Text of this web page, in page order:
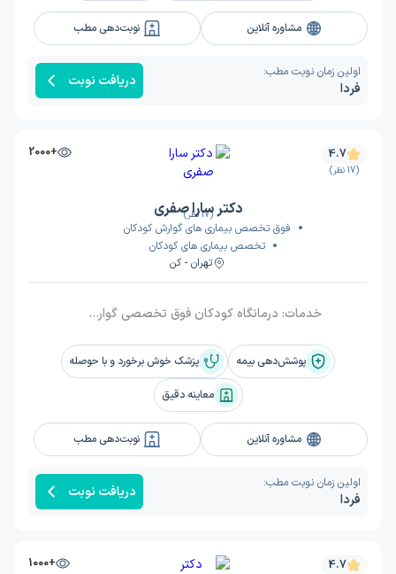
مشاوره آنلاین نوبت‌دهی مطب
اولین زمان نوبت مطب:
فردا دریافت نوبت
(17 نظر)
+2000 4.7
(17 نظر)
دکتر سارا صفری
فوق تخصص بیماری های گوارش کودکان
تخصص بیماری های کودکان
تهران - کن
خدمات: درمانگاه کودکان فوق تخصصی گوارش وکبد, کلینیک گوارش کودکان, ویزیت
پوشش‌دهی بیمه پزشک خوش برخورد و با حوصله
معاینه دقیق
مشاوره آنلاین نوبت‌دهی مطب
اولین زمان نوبت مطب:
فردا دریافت نوبت
+1000 4.7